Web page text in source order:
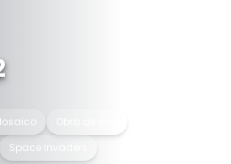
Space Invaders